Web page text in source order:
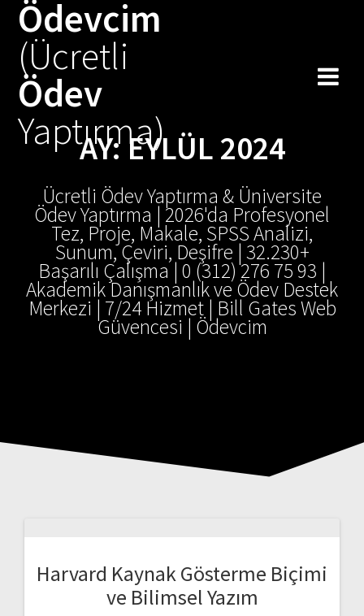
Ödevcim
(Ücretli
Ödev
Yaptırma)
AY: EYLÜL 2024
Ücretli Ödev Yaptırma & Üniversite
Ödev Yaptırma | 2026'da Profesyonel
Tez, Proje, Makale, SPSS Analizi,
Sunum, Çeviri, Deşifre | 32.230+
Başarılı Çalışma | 0 (312) 276 75 93 |
Akademik Danışmanlık ve Ödev Destek
Merkezi | 7/24 Hizmet | Bill Gates Web
Güvencesi | Ödevcim
Harvard Kaynak Gösterme Biçimi
ve Bilimsel Yazım